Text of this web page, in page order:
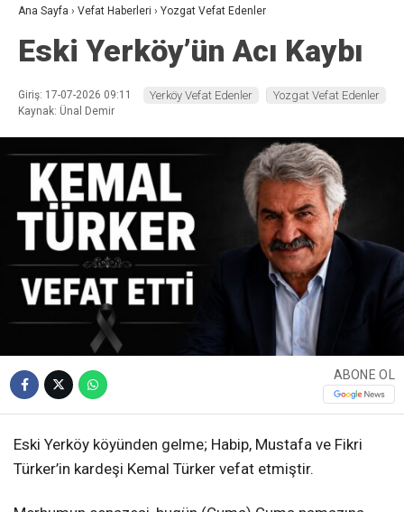
Ana Sayfa › Vefat Haberleri › Yozgat Vefat Edenler
Eski Yerköy’ün Acı Kaybı
Giriş: 17-07-2026 09:11
Kaynak: Ünal Demir
Yerköy Vefat Edenler Yozgat Vefat Edenler
ABONE OL
Eski Yerköy köyünden gelme; Habip, Mustafa ve Fikri
Türker’in kardeşi Kemal Türker vefat etmiştir.